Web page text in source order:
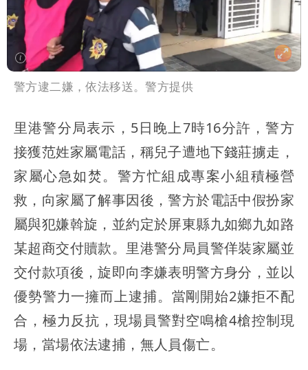
警方逮二嫌，依法移送。警方提供
里港警分局表示，5日晚上7時16分許，警方
接獲范姓家屬電話，稱兒子遭地下錢莊擄走，
家屬心急如焚。警方忙組成專案小組積極營
救，向家屬了解事因後，警方於電話中假扮家
屬與犯嫌斡旋，並約定於屏東縣九如鄉九如路
某超商交付贖款。里港警分局員警佯裝家屬並
交付款項後，旋即向李嫌表明警方身分，並以
優勢警力一擁而上逮捕。當剛開始2嫌拒不配
合，極力反抗，現場員警對空鳴槍4槍控制現
場，當場依法逮捕，無人員傷亡。